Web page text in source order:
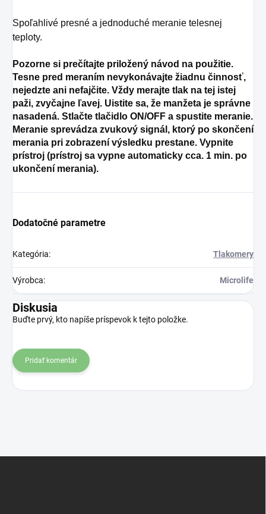
Spoľahlivé presné a jednoduché meranie telesnej
teploty.
Pozorne si prečítajte priložený návod na použitie.
Tesne pred meraním nevykonávajte žiadnu činnosť,
nejedzte ani nefajčite. Vždy merajte tlak na tej istej
paži, zvyčajne ľavej. Uistite sa, že manžeta je správne
nasadená. Stlačte tlačidlo ON/OFF a spustite meranie.
Meranie sprevádza zvukový signál, ktorý po skončení
merania pri zobrazení výsledku prestane. Vypnite
prístroj (prístroj sa vypne automaticky cca. 1 min. po
ukončení merania).
Dodatočné parametre
Kategória: Tlakomery
Výrobca: Microlife
Diskusia
Buďte prvý, kto napíše príspevok k tejto položke.
Pridať komentár